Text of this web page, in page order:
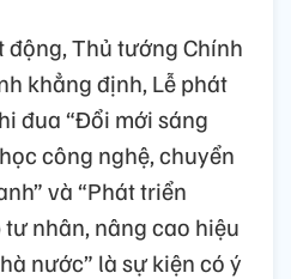
động, Thủ tướng Chính
khẳng định, Lễ phát
đua “Đổi mới sáng
công nghệ, chuyển
và “Phát triển
nhân, nâng cao hiệu
nước” là sự kiện có ý